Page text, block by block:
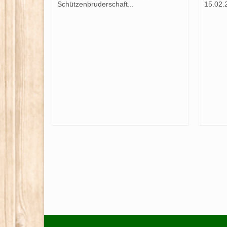
Schützenbruderschaft...